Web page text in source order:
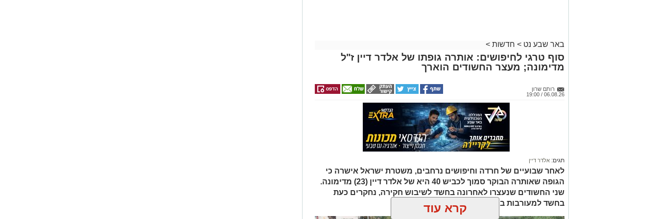
באר שבע נט > חדשות >
סוף טרגי לחיפושים: אותרה גופתו של אלדר דיין ז"ל
מדימונה; מעצר החשודים הוארך
רותם שרון
06.08.26 / 19:00
תגים: אלדר דיין
לאחר שבועיים של חרדה וחיפושים נרחבים, משטרת ישראל אישרה כי
הגופה שאותרה הבוקר סמוך לכביש 40 היא של אלדר דיין (23) מדימונה.
שני החשודים שנעצרו לאחרונה בחשד לשיבוש חקירה, נחקרים כעת
בחשד למעורבות במותו ומעצרם הוארך.
קרא עוד